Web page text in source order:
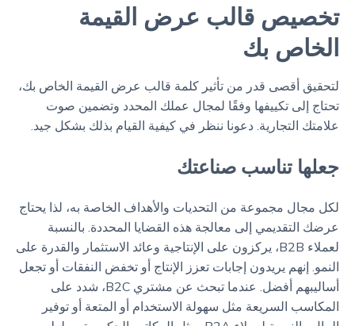
تخصيص قالب عرض القيمة
الخاص بك
لتحقيق أقصى قدر من تأثير كلمة قالب عرض القيمة الخاص بك،
تحتاج إلى تكييفها وفقًا لمجال عملك المحدد وتضمين صوت
علامتك التجارية. دعونا ننظر في كيفية القيام بذلك بشكل جيد.
جعلها تناسب صناعتك
لكل مجال مجموعة من التحديات والأهداف الخاصة به، لذا يحتاج
عرضك التقديمي إلى معالجة هذه القضايا المحددة. بالنسبة
لعملاء B2B، يركزون على الإنتاجية وعائد الاستثمار والقدرة على
النمو. إنهم يريدون إجابات تعزز الإنتاج أو تخفض النفقات أو تجعل
أساليبهم أفضل. عندما تبحث عن مشتري B2C، شدد على
المكاسب السريعة مثل سهولة الاستخدام أو المتعة أو توفير